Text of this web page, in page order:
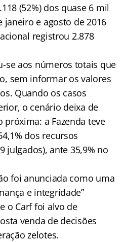
(52%) dos quase 6 mil
e agosto de 2016
registrou 2.878
se aos números totais que
sem informar os valores
Quando os casos
o cenário deixa de
a Fazenda teve
dos recursos
julgados), ante 35,9% no
foi anunciada como uma
e integridade”
o Carf foi alvo de
venda de decisões
zelotes.